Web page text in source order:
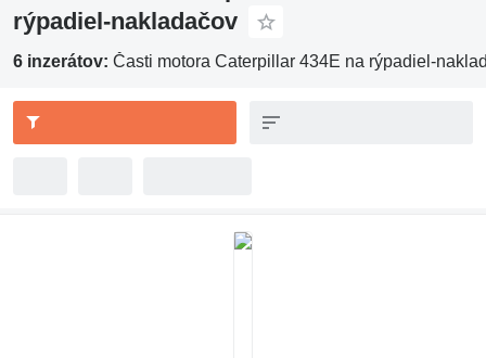
rýpadiel-nakladačov
6 inzerátov: Časti motora Caterpillar 434E na rýpadiel-